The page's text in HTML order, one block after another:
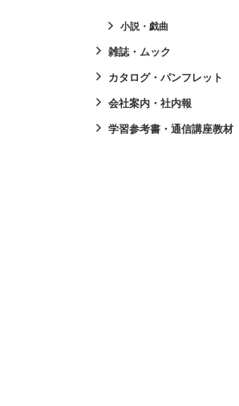
小説・戯曲
雑誌・ムック
カタログ・パンフレット
会社案内・社内報
学習参考書・通信講座教材